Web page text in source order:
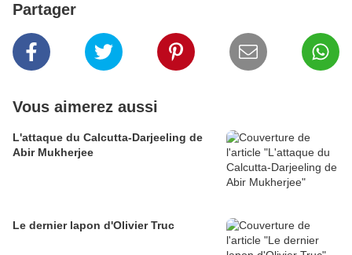
Partager
Vous aimerez aussi
L'attaque du Calcutta-Darjeeling de
Abir Mukherjee
Le dernier lapon d'Olivier Truc